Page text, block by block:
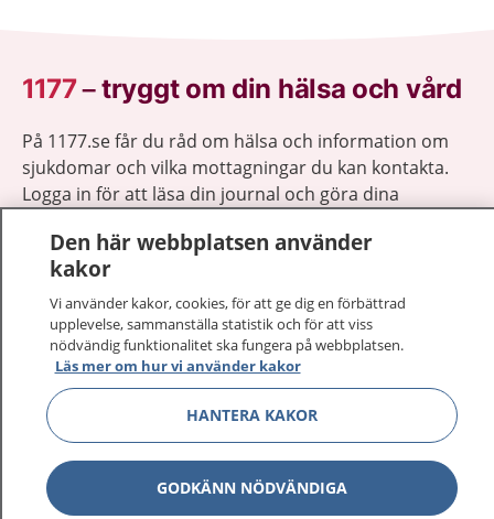
1177–tryggt om din hälsa och vård
På 1177.se får du råd om hälsa och information om
sjukdomar och vilka mottagningar du kan kontakta.
Logga in för att läsa din journal och göra dina
sjukvårdsrådgivning dygnet runt.
1177 ger dig råd när du vill må bättre.
1177 på flera språk Visa
Om 1177 Visa
Den här webbplatsen använder
kakor
Vi använder kakor, cookies, för att ge dig en förbättrad
upplevelse, sammanställa statistik och för att viss
nödvändig funktionalitet ska fungera på webbplatsen.
Läs mer om hur vi använder kakor
HANTERA KAKOR
GODKÄNN NÖDVÄNDIGA